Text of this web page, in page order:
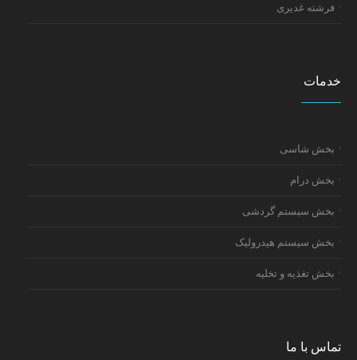
فرشته غدیری
خدمات
بخش شاسی
بخش درام
بخش سیستم گردشی
بخش سیستم هیدرولیک
بخش تغذیه و تخلیه
تماس با ما